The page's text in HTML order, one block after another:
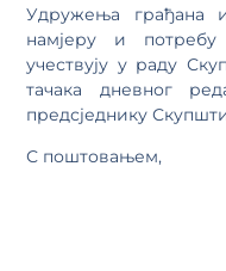
Удружења грађана
намјеру и
учествују у раду
тачака дневног
предсједнику
С поштовањем,